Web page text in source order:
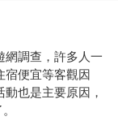
網調查，許多人一
宿便宜等客觀因
也是主要原因，